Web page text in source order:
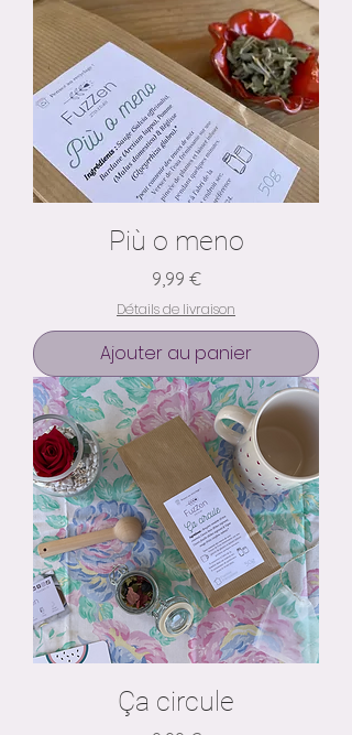
Più o meno
Prix
9,99 €
Détails de livraison
Ajouter au panier
Ça circule